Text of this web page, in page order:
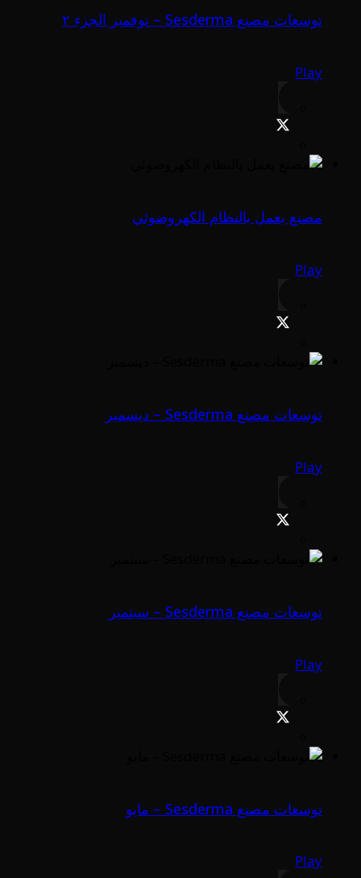
توسعات مصنع Sesderma – نوفمبر الجزء ٢
Play
مصنع يعمل بالنظام الكهروضوئي
Play
توسعات مصنع Sesderma – ديسمبر
Play
توسعات مصنع Sesderma – سبتمبر
Play
توسعات مصنع Sesderma – مايو
Play